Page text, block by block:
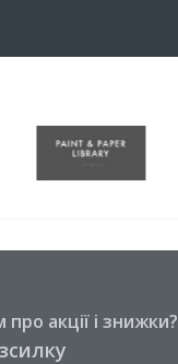
акції і знижки?